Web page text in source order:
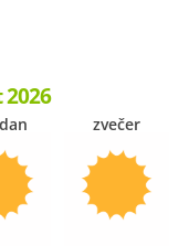
2026
zvečer